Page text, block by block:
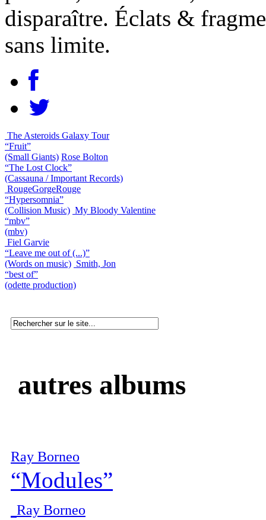
disparaître. Éclats &
sans limite.
The Asteroids Galaxy Tour
“Fruit”
(Small Giants) Rose Bolton
“The Lost Clock”
(Cassauna / Important Records)
RougeGorgeRouge
“Hypersomnia”
(Collision Music) My Bloody Valentine
“mbv”
(mbv)
Fiel Garvie
“Leave me out of (...)”
(Words on music) Smith, Jon
“best of”
(odette production)
autres albums
Ray Borneo
“Modules”
Ray Borneo